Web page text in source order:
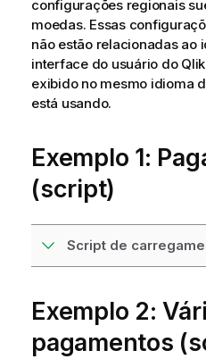
configurações regionais
moedas. Essas
não estão relacionadas ao
interface do usuário do
exibido no mesmo idioma
está usando.
Exemplo 1:
(script)
Script de
Exemplo 2:
pagamentos